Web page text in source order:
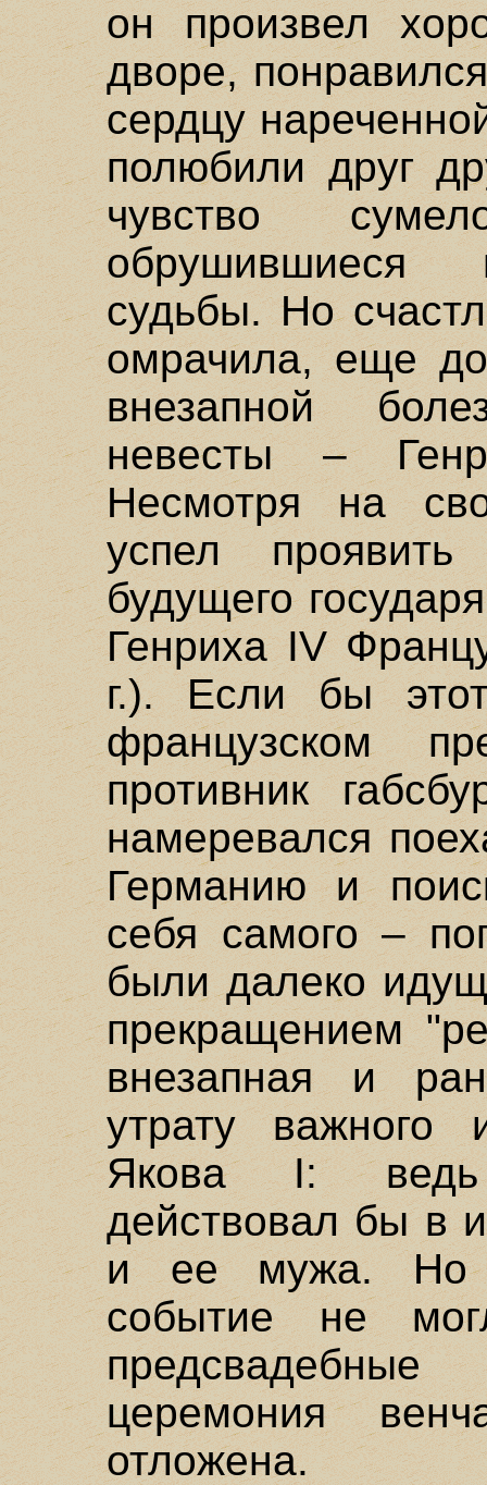
он произвел
дворе,
сердцу
полюбили друг
чувство
обрушившиеся
судьбы. Но
омрачила, еще
внезапной
невесты –
Несмотря на
успел проявить
будущего
Генриха IV
г.). Если бы
французском
противник
намеревался
Германию и
себя самого –
были далеко
прекращением
внезапная и
утрату важного
Якова I: ведь
действовал бы в
и ее мужа. Но
событие не
церемония
отложена.